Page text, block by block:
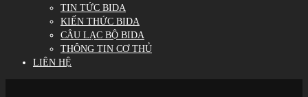
TIN TỨC BIDA
KIẾN THỨC BIDA
CÂU LẠC BỘ BIDA
THÔNG TIN CƠ THỦ
LIÊN HỆ